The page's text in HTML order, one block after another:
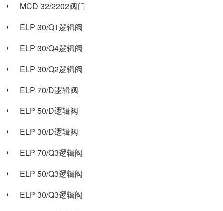
MCD 32/2202阀门
ELP 30/Q1逻辑阀
ELP 30/Q4逻辑阀
ELP 30/Q2逻辑阀
ELP 70/D逻辑阀
ELP 50/D逻辑阀
ELP 30/D逻辑阀
ELP 70/Q3逻辑阀
ELP 50/Q3逻辑阀
ELP 30/Q3逻辑阀